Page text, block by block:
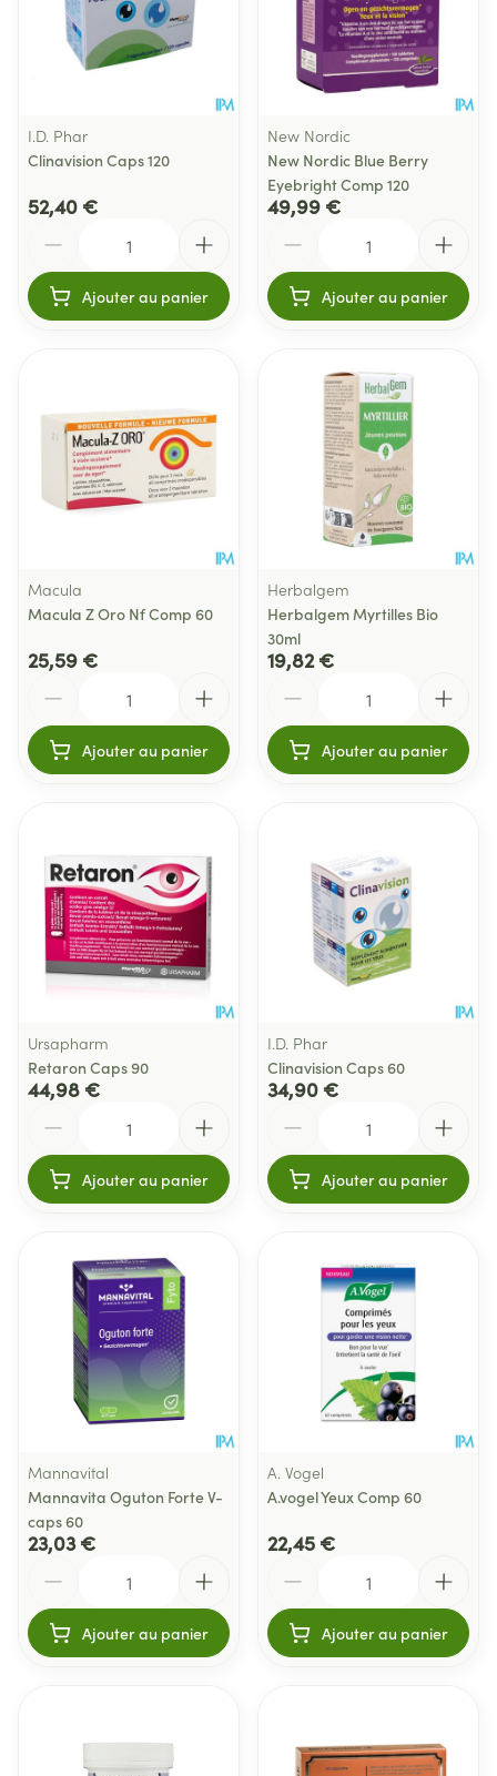
I.D. Phar
Clinavision Caps 120
52,40 €
Ajouter au panier
New Nordic
New Nordic Blue Berry
Eyebright Comp 120
49,99 €
Ajouter au panier
Macula
Macula Z Oro Nf Comp 60
25,59 €
Ajouter au panier
Herbalgem
Herbalgem Myrtilles Bio
30ml
19,82 €
Ajouter au panier
Ursapharm
Retaron Caps 90
44,98 €
Ajouter au panier
I.D. Phar
Clinavision Caps 60
34,90 €
Ajouter au panier
Mannavital
Mannavita Oguton Forte V-
caps 60
23,03 €
Ajouter au panier
A. Vogel
A.vogel Yeux Comp 60
22,45 €
Ajouter au panier